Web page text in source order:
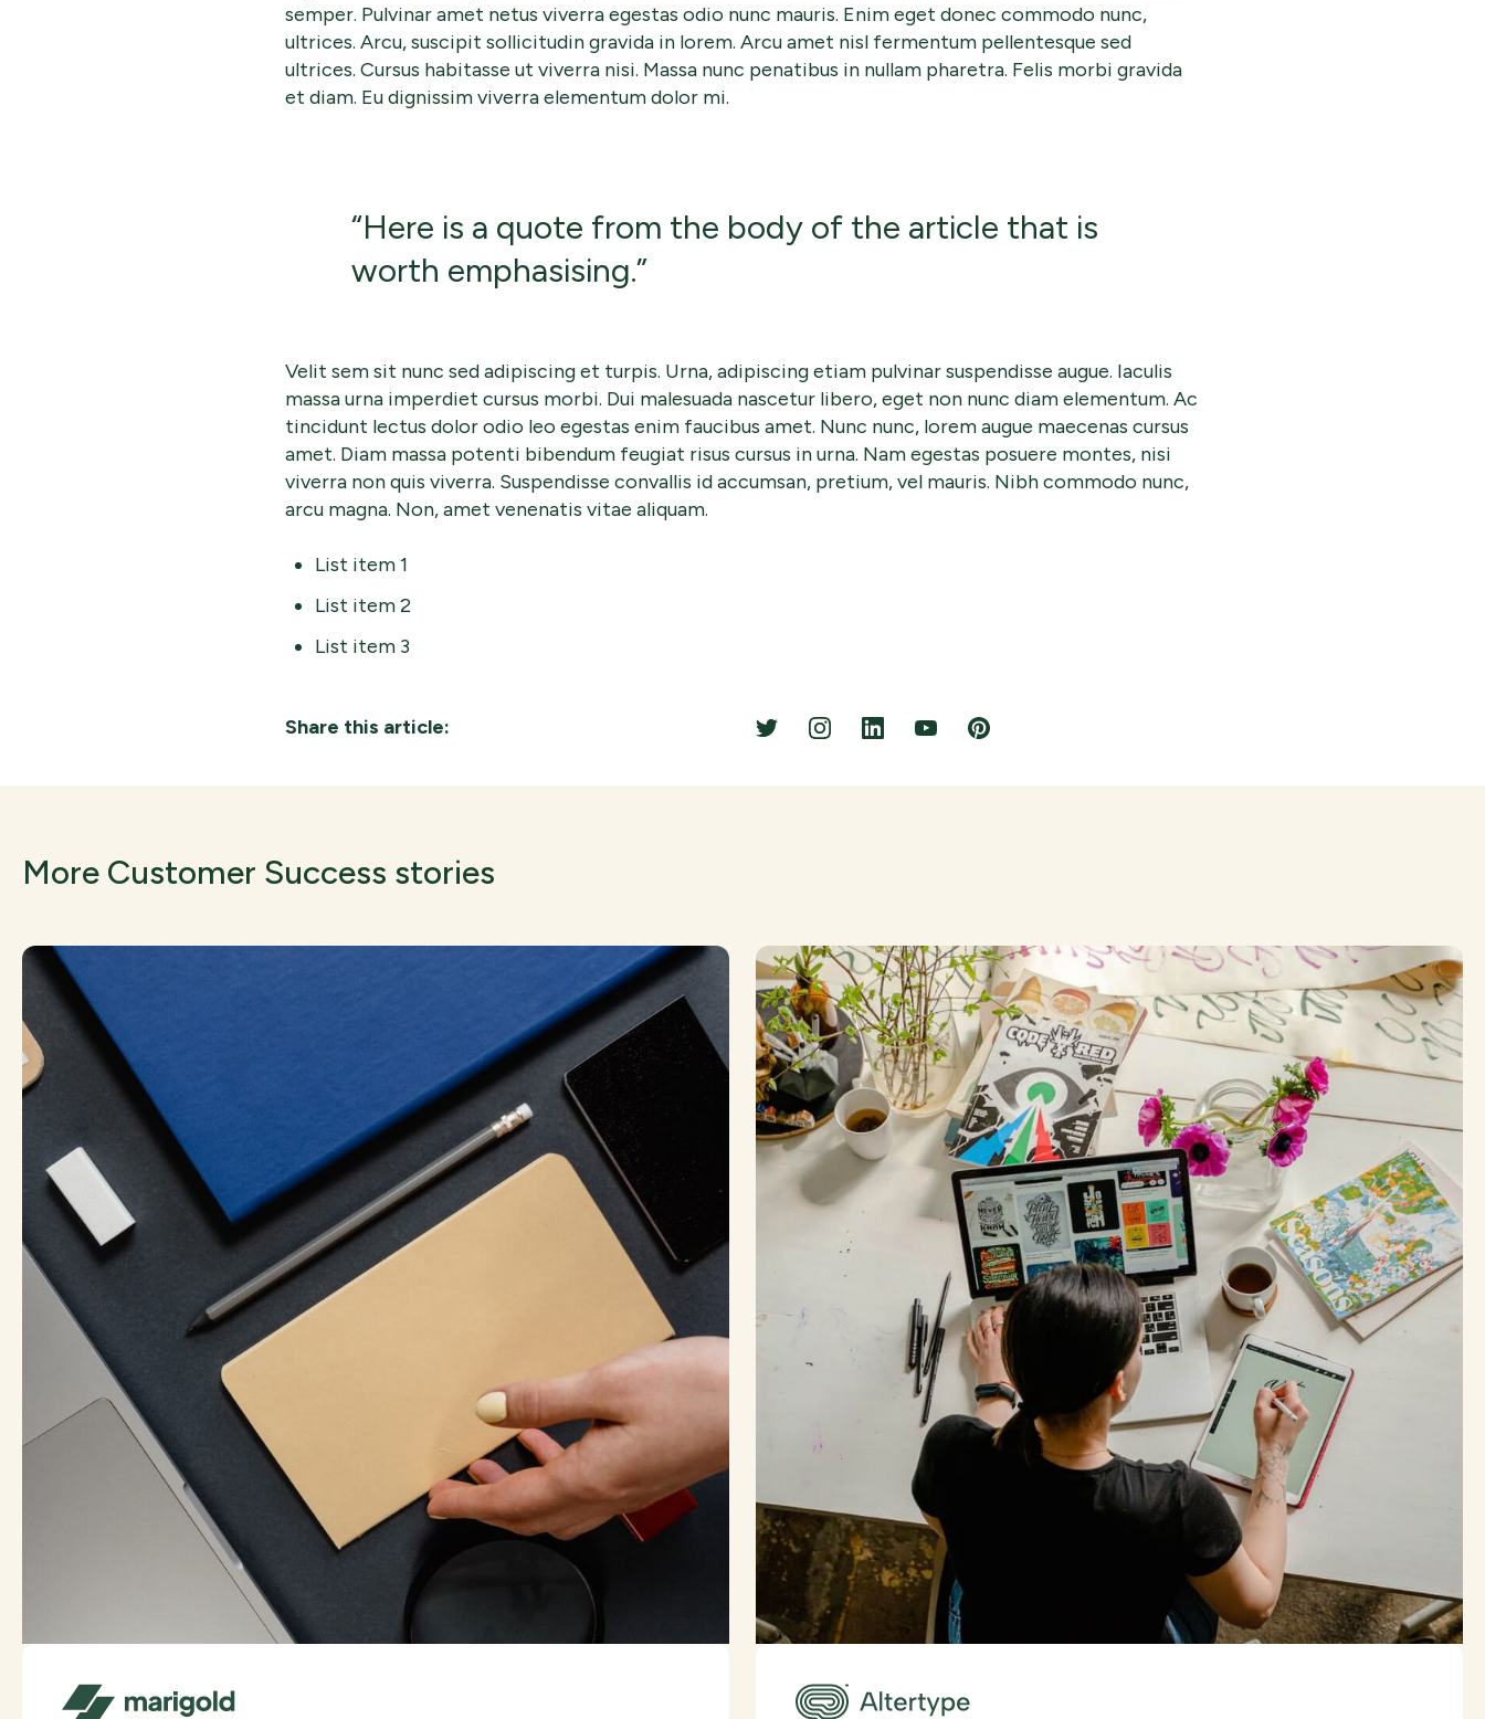
semper. Pulvinar amet netus viverra egestas odio nunc mauris. Enim eget donec commodo nunc,
ultrices. Arcu, suscipit sollicitudin gravida in lorem. Arcu amet nisl fermentum pellentesque sed
ultrices. Cursus habitasse ut viverra nisi. Massa nunc penatibus in nullam pharetra. Felis morbi gravida
et diam. Eu dignissim viverra elementum dolor mi.
“Here is a quote from the body of the article that is
worth emphasising.”
Velit sem sit nunc sed adipiscing et turpis. Urna, adipiscing etiam pulvinar suspendisse augue. Iaculis
massa urna imperdiet cursus morbi. Dui malesuada nascetur libero, eget non nunc diam elementum. Ac
tincidunt lectus dolor odio leo egestas enim faucibus amet. Nunc nunc, lorem augue maecenas cursus
amet. Diam massa potenti bibendum feugiat risus cursus in urna. Nam egestas posuere montes, nisi
viverra non quis viverra. Suspendisse convallis id accumsan, pretium, vel mauris. Nibh commodo nunc,
arcu magna. Non, amet venenatis vitae aliquam.
List item 1
List item 2
List item 3
Share this article:
More Customer Success stories